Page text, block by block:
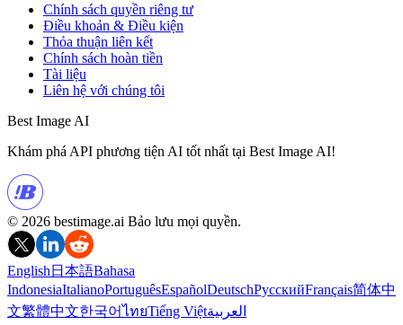
Chính sách quyền riêng tư
Điều khoản & Điều kiện
Thỏa thuận liên kết
Chính sách hoàn tiền
Tài liệu
Liên hệ với chúng tôi
Best Image AI
Khám phá API phương tiện AI tốt nhất tại Best Image AI!
© 2026 bestimage.ai Bảo lưu mọi quyền.
English 日本語Bahasa
IndonesiaItalianoPortuguêsEspañolDeutschРусскийFrançais简体中
文繁體中文한국어ไทยTiếng Việtالعربية